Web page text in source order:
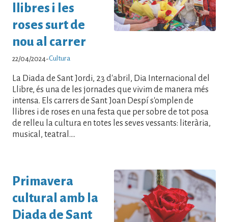
llibres i les
roses surt de
nou al carrer
22/04/2024-Cultura
La Diada de Sant Jordi, 23 d'abril, Dia Internacional del
Llibre, és una de les jornades que vivim de manera més
intensa. Els carrers de Sant Joan Despí s'omplen de
llibres i de roses en una festa que per sobre de tot posa
de relleu la cultura en totes les seves vessants: literària,
musical, teatral....
Primavera
cultural amb la
Diada de Sant